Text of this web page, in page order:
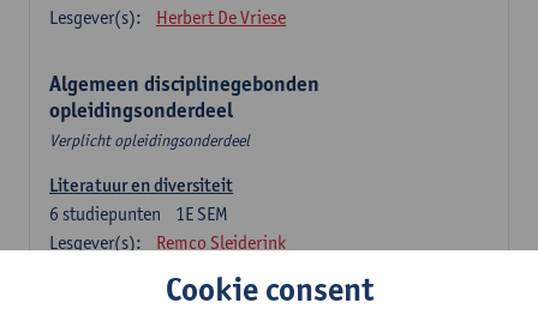
Lesgever(s):
Herbert De Vriese
Algemeen disciplinegebonden
opleidingsonderdeel
Verplicht opleidingsonderdeel
Literatuur en diversiteit
1E SEM
6 studiepunten
Lesgever(s):
Remco Sleiderink
Inleiding tot de algemene taalwetenschap
Cookie consent